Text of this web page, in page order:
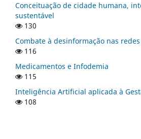
Conceituação de cidade humana,
sustentável
130
Combate à desinformação nas
116
Medicamentos e Infodemia
115
Inteligência Artificial aplicada à
108